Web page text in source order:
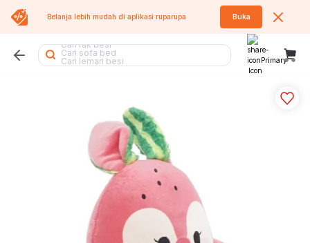
Belanja lebih mudah di aplikasi ruparupa Buka
Cari rak besi
Cari sofa bed
Cari lemari besi
Cari lemari pakaian
Cari koper
Cari meja lipat
Cari kursi lipat
Cari lemari
Cari rak buku
Cari meja belajar
Cari kursi kantor
Cari kipas angin
Cari tempat sampah
Cari sofa
Cari rak sepatu